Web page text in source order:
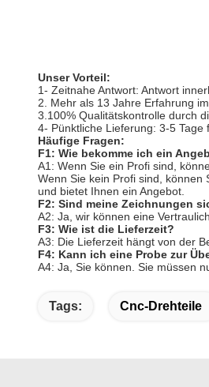
Unser Vorteil:
1- Zeitnahe Antwort: Antwort
2. Mehr als 13 Jahre Erfahrung
3.100% Qualitätskontrolle durch
4- Pünktliche Lieferung: 3-5
Häufige Fragen:
F1: Wie bekomme ich ein
A1: Wenn Sie ein Profi sind,
Wenn Sie kein Profi sind,
und bietet Ihnen ein Angebot.
F2: Sind meine Zeichnungen
A2: Ja, wir können eine
F3: Wie ist die Lieferzeit?
A3: Die Lieferzeit hängt von der
F4: Kann ich eine Probe zur
A4: Ja, Sie können. Sie müssen
Tags: Cnc-Drehteile